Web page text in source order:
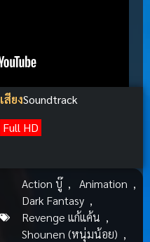
เสียงSoundtrack
Full HD
Action บู๊ , Animation ,
Dark Fantasy ,
Revenge แก้แค้น ,
Shounen (หนุ่มน้อย) ,